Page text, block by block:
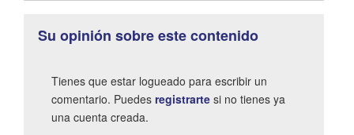
Su opinión sobre este contenido
Tienes que estar logueado para escribir un
comentario. Puedes registrarte si no tienes ya
una cuenta creada.